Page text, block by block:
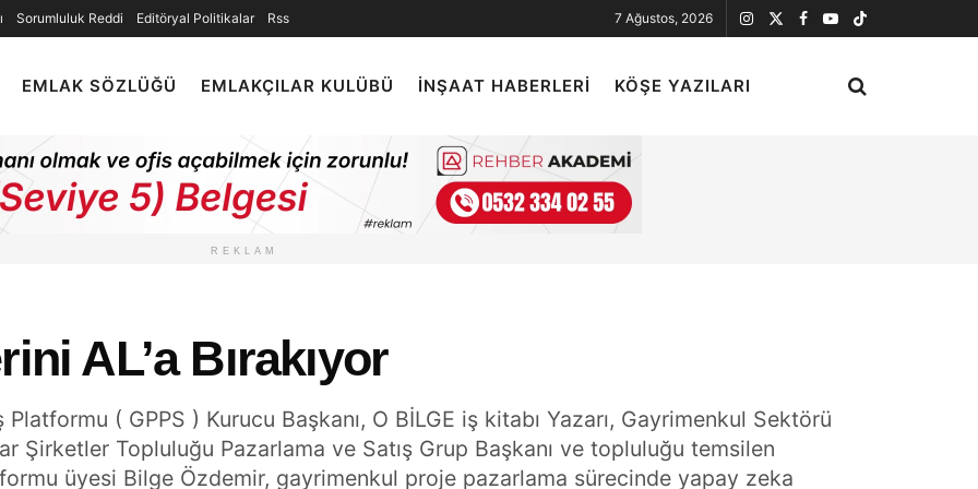
Sorumluluk Reddi Editöryal Politikalar Rss 7 Ağustos, 2026
EMLAK SÖZLÜĞÜ EMLAKÇILAR KULÜBÜ İNŞAAT HABERLERI KÖŞE YAZILARI
REKLAM
AL’a Bırakıyor
( GPPS ) Kurucu Başkanı, O BİLGE iş kitabı Yazarı, Gayrimenkul Sektörü
Şirketler Topluluğu Pazarlama ve Satış Grup Başkanı ve topluluğu temsilen
üyesi Bilge Özdemir, gayrimenkul proje pazarlama sürecinde yapay zeka